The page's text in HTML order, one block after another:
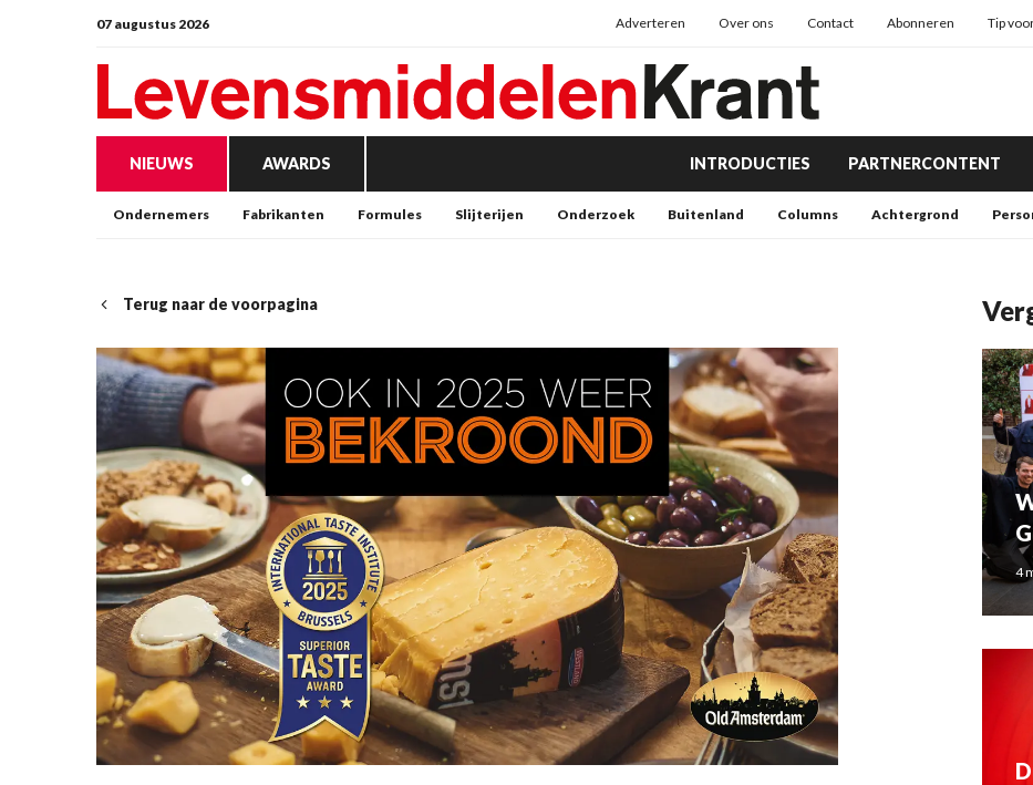
07 augustus 2026 Adverteren Over ons Contact Abonneren Tip
NIEUWS AWARDS INTRODUCTIES PARTNERCONTENT
Ondernemers Fabrikanten Formules Slijterijen Onderzoek Buitenland Columns Achtergrond
Terug naar de voorpagina
4